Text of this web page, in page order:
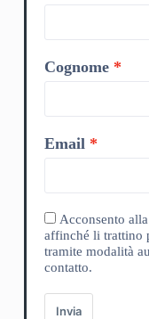
Cognome
Email
Acconsento
affinché li trattino
tramite modalità
contatto.
Invia